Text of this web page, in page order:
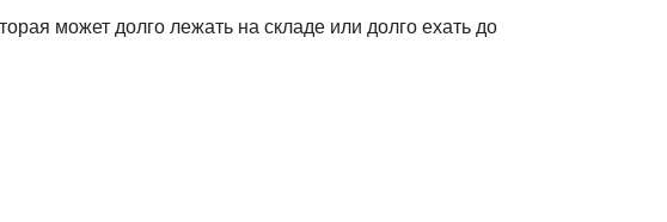
может долго лежать на складе или долго ехать до